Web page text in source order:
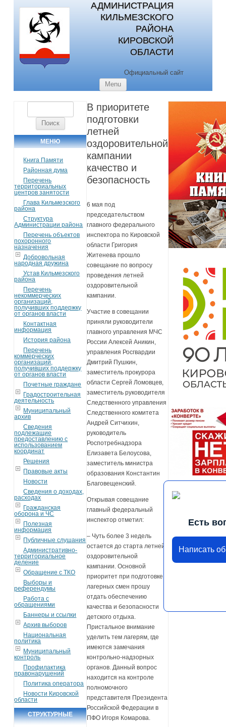
АДМИНИСТРАЦИЯ
КИЛЬМЕЗСКОГО
РАЙОНА
КИРОВСКОЙ
ОБЛАСТИ
Официальный сайт
Menu
МЕНЮ
Книга Памяти
Районная дума
Перечень
территориальных
центров занятости
Глава Кильмезского
района
Структура
Администрации района
Перечень объектов
похоронного
назначения
Добровольная
народная дружина
Устав Кильмезского
района
Перечень
некоммерческих
организаций,
получивших поддержку
от органов власти
Контактная
информация
История района
Перечень
коммерческих
организаций,
получивших поддержку
от органов власти
Почетные граждане
Градостроительная
деятельность
Муниципальный
архив
Сведения
подлежащие
предоставлению с
использованием
координат
Решения
Правовые акты
Новости
Сведения о доходах,
расходах
Гражданская
оборона и ЧС
Полезная
информация
Публичные слушания
Административно-
территориальное
деление
Обращение с ТКО
Выборы и
референдумы
Работа с
обращениями
Баннеры и ссылки
Архив выборов
Национальная
политика
Муниципальный
контроль
Профилактика
правонарушений
Политика оператора
Новости Кировской
области
СТРУКТУРНЫЕ
В приоритете
подготовки
летней
оздоровительной
кампании
качество и
безопасность
6 мая под
председательством
главного федерального
инспектора по Кировской
области Григория
Житенева прошло
совещание по вопросу
проведения летней
оздоровительной
кампании.
Участие в совещании
приняли руководители
главного управления МЧС
России Алексей Аникин,
управления Росгвардии
Дмитрий Пушкин,
заместитель прокурора
области Сергей Ломовцев,
заместитель руководителя
Следственного управления
Следственного комитета
Андрей Ситчихин,
руководитель
Роспотребнадзора
Елизавета Белоусова,
заместитель министра
образования Константин
Благовещенский.
Открывая совещание
главный федеральный
инспектор отметил:
– Чуть более 3 недель
остается до старта летней
оздоровительной
кампании. Основной
приоритет при подготовке
лагерных смен прошу
отдать обеспечению
качества и безопасности
детского отдыха.
Пристальное внимание
уделить тем лагерям, где
имеются замечания
контрольно-надзорных
органов. Данный вопрос
находится на контроле
полномочного
представителя Президента
Российской Федерации в
ПФО Игоря Комарова.
Есть
Написать